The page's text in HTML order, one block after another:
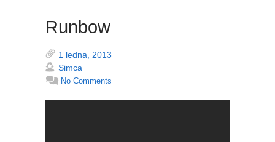
Runbow
1 ledna, 2013
Simca
No Comments